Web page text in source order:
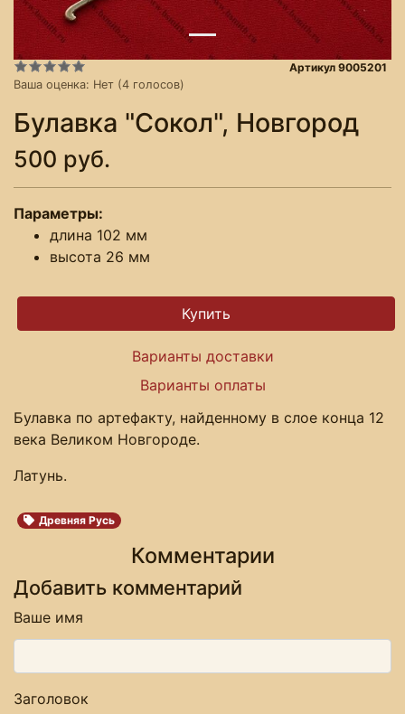
Ваша оценка: Нет (4 голосов)
Артикул 9005201
Булавка "Сокол", Новгород
500 руб.
Параметры:
длина 102 мм
высота 26 мм
Варианты доставки
Варианты оплаты
Булавка по артефакту, найденному в слое конца 12
века Великом Новгороде.
Латунь.
Древняя Русь
Комментарии
Добавить комментарий
Ваше имя
Заголовок